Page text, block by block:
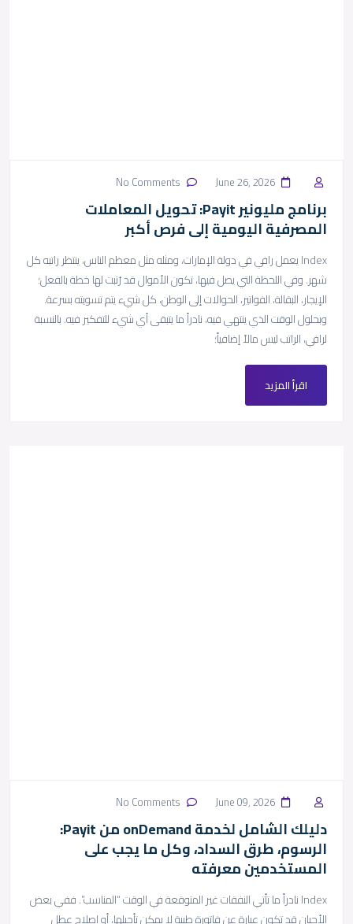
برنامج مليونير Payit: تحويل المعاملات
المصرفية اليومية إلى فرص أكبر
Index يعمل رافي في دولة الإمارات، ومثله مثل معظم الناس، ينتظر راتبه كل
شهر. وفي اللحظة التي يصل فيها، تكون الأموال قد رُتبت لها خطة بالفعل؛
الإيجار، البقالة، الفواتير، الحوالات إلى الوطن، كل شيء يتم تسويته بسرعة.
وبحلول الوقت الذي ينتهي فيه، نادراً ما يتبقى أي شيء للتفكير فيه. بالنسبة
لرافي، الراتب ليس مالاً إضافياً؛
اقرأ المزيد
دليلك الشامل لخدمة onDemand من Payit:
الرسوم، طرق السداد، وكل ما يجب على
المستخدمين معرفته
Index نادراً ما تأتي النفقات غير المتوقعة في الوقت “المناسب”. ففي بعض
الأحيان قد تكون عبارة عن فاتورة طبية لا يمكن تأجيلها، أو إصلاح عطل